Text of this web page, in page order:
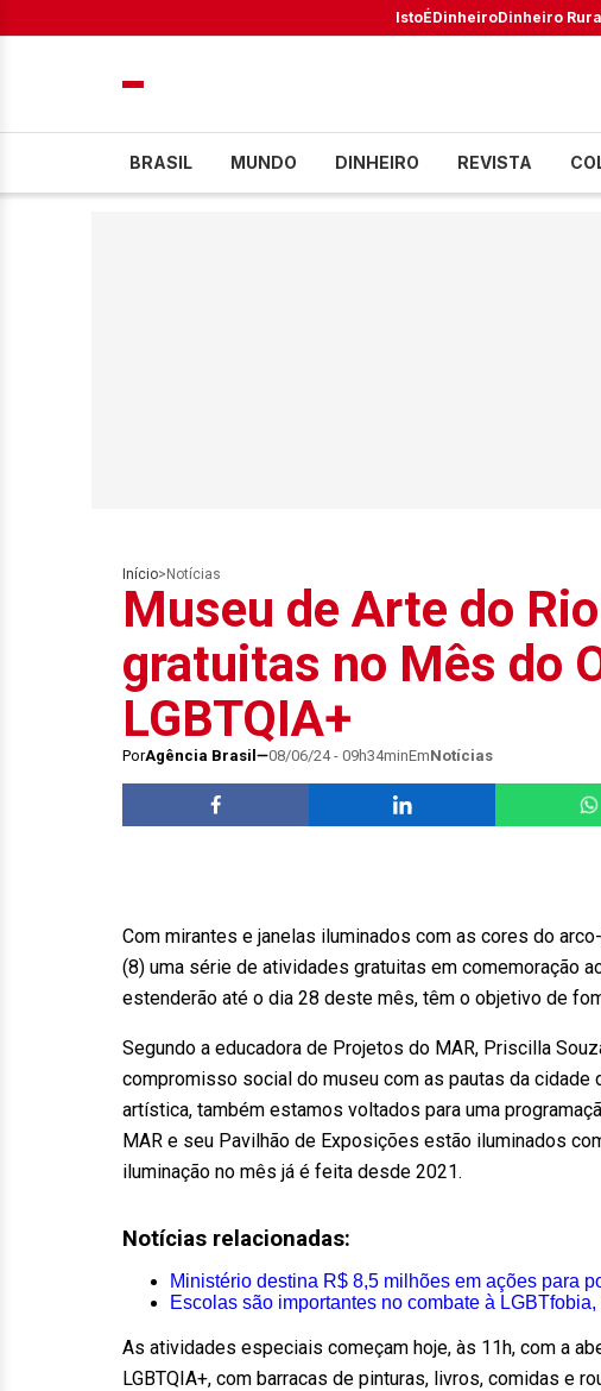
IstoÉDinheiroDinheiro
BRASIL MUNDO DINHEIRO REVISTA
Início> Notícias
Museu de Arte do
gratuitas no Mês do
LGBTQIA+
PorAgência Brasil 08/06/24 - 09h34minEmNotícias
Com mirantes e janelas iluminados com as cores do
(8) uma série de atividades gratuitas em comemoração
estenderão até o dia 28 deste mês, têm o objetivo de
Segundo a educadora de Projetos do MAR, Priscilla
compromisso social do museu com as pautas da cidade
artística, também estamos voltados para uma
MAR e seu Pavilhão de Exposições estão iluminados
iluminação no mês já é feita desde 2021.
Notícias relacionadas:
Ministério destina R$ 8,5 milhões em ações para
Escolas são importantes no combate à
As atividades especiais começam hoje, às 11h, com a
LGBTQIA+, com barracas de pinturas, livros, comidas e